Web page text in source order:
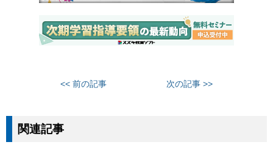
<< 前の記事 次の記事 >>
関連記事